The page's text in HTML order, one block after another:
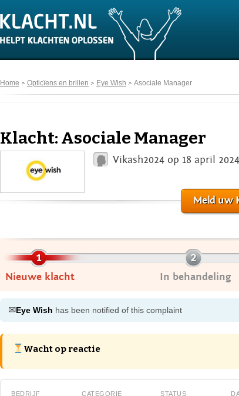
Home Opticïens en brillen Eye Wish Asociale Manager
Klacht: Asociale Manager
Vikash2024 op 18 april
Meld uw
Nieuwe klacht In behandeling
✉Eye Wish has been notified of this complaint
Wacht op reactie
BEDRIJF CATEGORIE STATUS